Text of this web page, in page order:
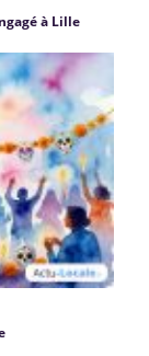
à Lille